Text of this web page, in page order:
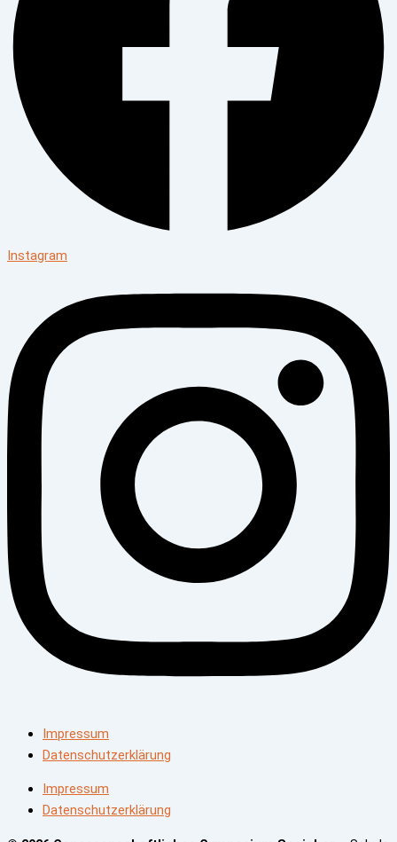
Instagram
Impressum
Datenschutzerklärung
Impressum
Datenschutzerklärung